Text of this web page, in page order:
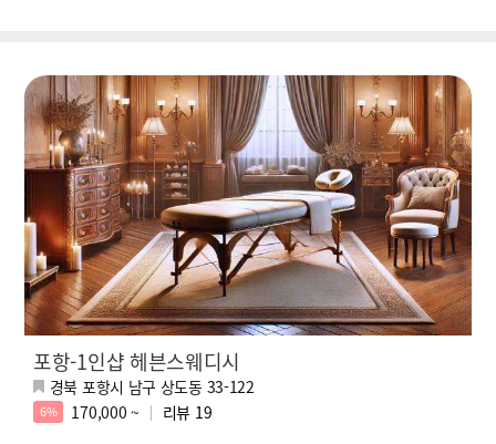
포항-1인샵 헤븐스웨디시
경북 포항시 남구 상도동 33-122
6% 170,000 ~ 리뷰 19